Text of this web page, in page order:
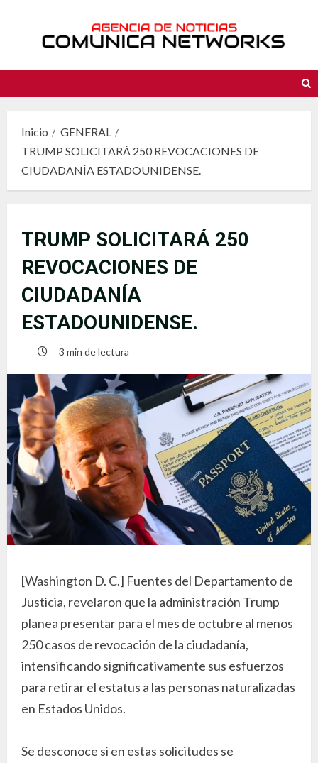
contenido
Inicio
GENERAL
TRUMP SOLICITARÁ 250 REVOCACIONES DE
CIUDADANÍA ESTADOUNIDENSE.
TRUMP SOLICITARÁ 250
REVOCACIONES DE
CIUDADANÍA
ESTADOUNIDENSE.
3 min de lectura
[Washington D. C.] Fuentes del Departamento de
Justicia, revelaron que la administración Trump
planea presentar para el mes de octubre al menos
250 casos de revocación de la ciudadanía,
intensificando significativamente sus esfuerzos
para retirar el estatus a las personas naturalizadas
en Estados Unidos.
Se desconoce si en estas solicitudes se